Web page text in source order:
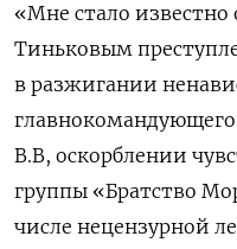
«Мне стало
Тиньковым
в разжигании
В.В, оскорблении
группы «Братство
числе нецензурной